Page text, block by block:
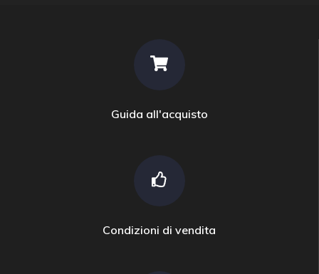
Guida all'acquisto
Condizioni di vendita